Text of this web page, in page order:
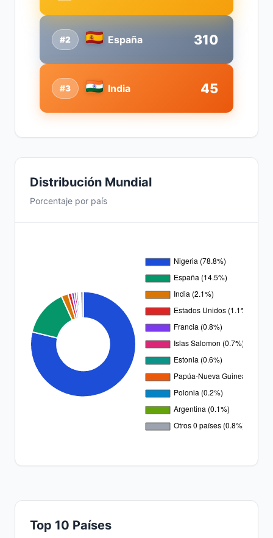
#2 España 310
#3 India 45
Distribución Mundial
Porcentaje por país
Top 10 Países